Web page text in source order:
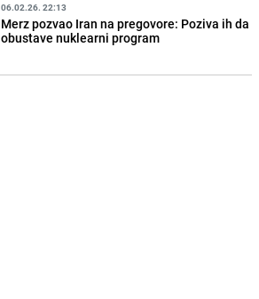
06.02.26. 22:13
Merz pozvao Iran na pregovore: Poziva ih da
obustave nuklearni program